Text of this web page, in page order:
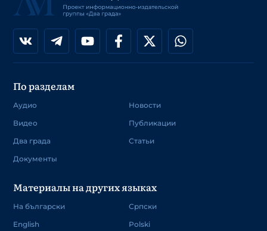
По разделам
Аудио
Видео
Два града
Документы
Новости
Публикации
Статьи
Материалы на других языках
На български
English
Српски
Polski